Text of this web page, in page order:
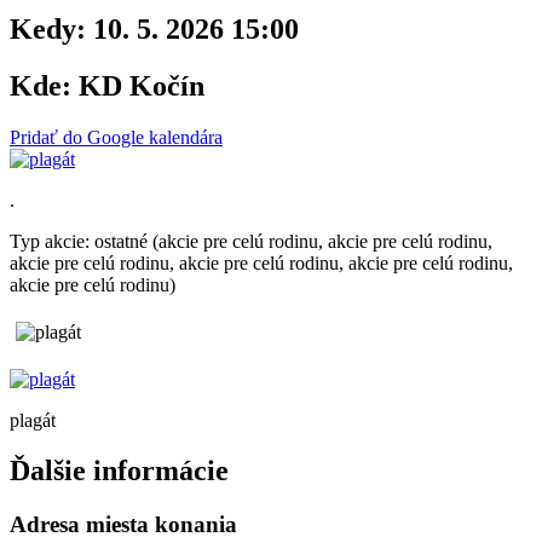
Kedy: 10. 5. 2026 15:00
Kde: KD Kočín
Pridať do Google kalendára
.
Typ akcie: ostatné (akcie pre celú rodinu, akcie pre celú rodinu,
akcie pre celú rodinu, akcie pre celú rodinu, akcie pre celú rodinu,
akcie pre celú rodinu)
plagát
Ďalšie informácie
Adresa miesta konania